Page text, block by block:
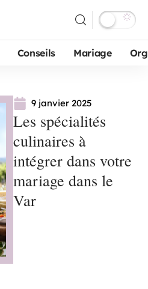
Conseils Mariage
9 janvier 2025
Les spécialités
culinaires à
intégrer dans votre
mariage dans le
Var